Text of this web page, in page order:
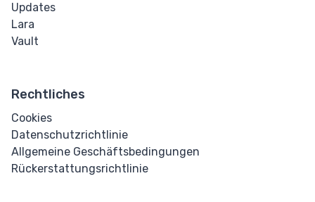
Updates
Lara
Vault
Rechtliches
Cookies
Datenschutzrichtlinie
Allgemeine Geschäftsbedingungen
Rückerstattungsrichtlinie